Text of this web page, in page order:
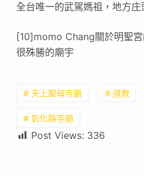
全台唯一的武駕媽祖，地方
[10]momo Chang關於明聖宮
很殊勝的廟宇
# 天上聖母寺廟 # 道教
# 彰化縣寺廟
Post Views: 336